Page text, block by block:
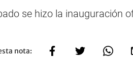
se hizo la inauguración
nota: